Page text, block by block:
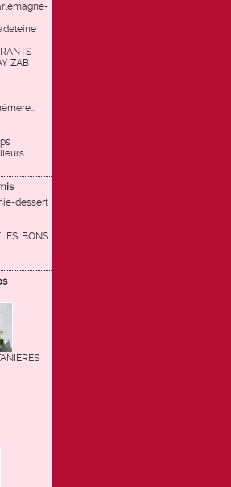
ZAB
dessert
BONS